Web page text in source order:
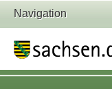
Navigation